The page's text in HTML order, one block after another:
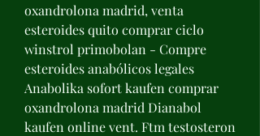
oxandrolona madrid, venta
esteroides quito comprar ciclo
winstrol primobolan - Compre
esteroides anabólicos legales
Anabolika sofort kaufen comprar
oxandrolona madrid Dianabol
kaufen online vent. Ftm testosteron